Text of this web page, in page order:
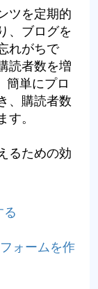
ツを定期的
、ブログを
れがちで
読者数を増
簡単にプロ
、購読者数
。
るための効
る
ォームを作